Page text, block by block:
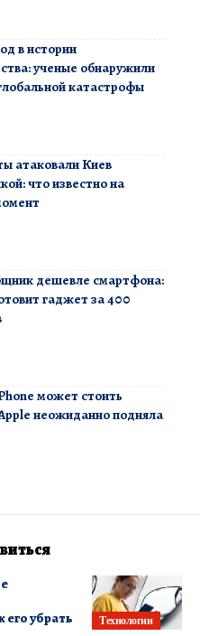
в истории
ученые обнаружили
катастрофы
атаковали Киев
что известно на
дешевле смартфона:
гаджет за 400
может стоить
неожиданно подняла
Технологии
убрать